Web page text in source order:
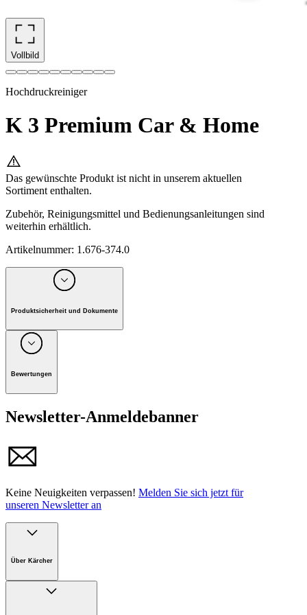
Vollbild
Hochdruckreiniger
K 3 Premium Car & Home
Das gewünschte Produkt ist nicht in unserem aktuellen
Sortiment enthalten.
Zubehör, Reinigungsmittel und Bedienungsanleitungen sind
weiterhin erhältlich.
Artikelnummer: 1.676-374.0
Produktsicherheit und Dokumente
Unternehmen: Alfred Kärcher GmbH, Maculangasse 4, A-
1220 Wien
Bewertungen
Newsletter-Anmeldebanner
Keine Neuigkeiten verpassen! Melden Sie sich jetzt für
unseren Newsletter an
Über Kärcher
Unternehmen